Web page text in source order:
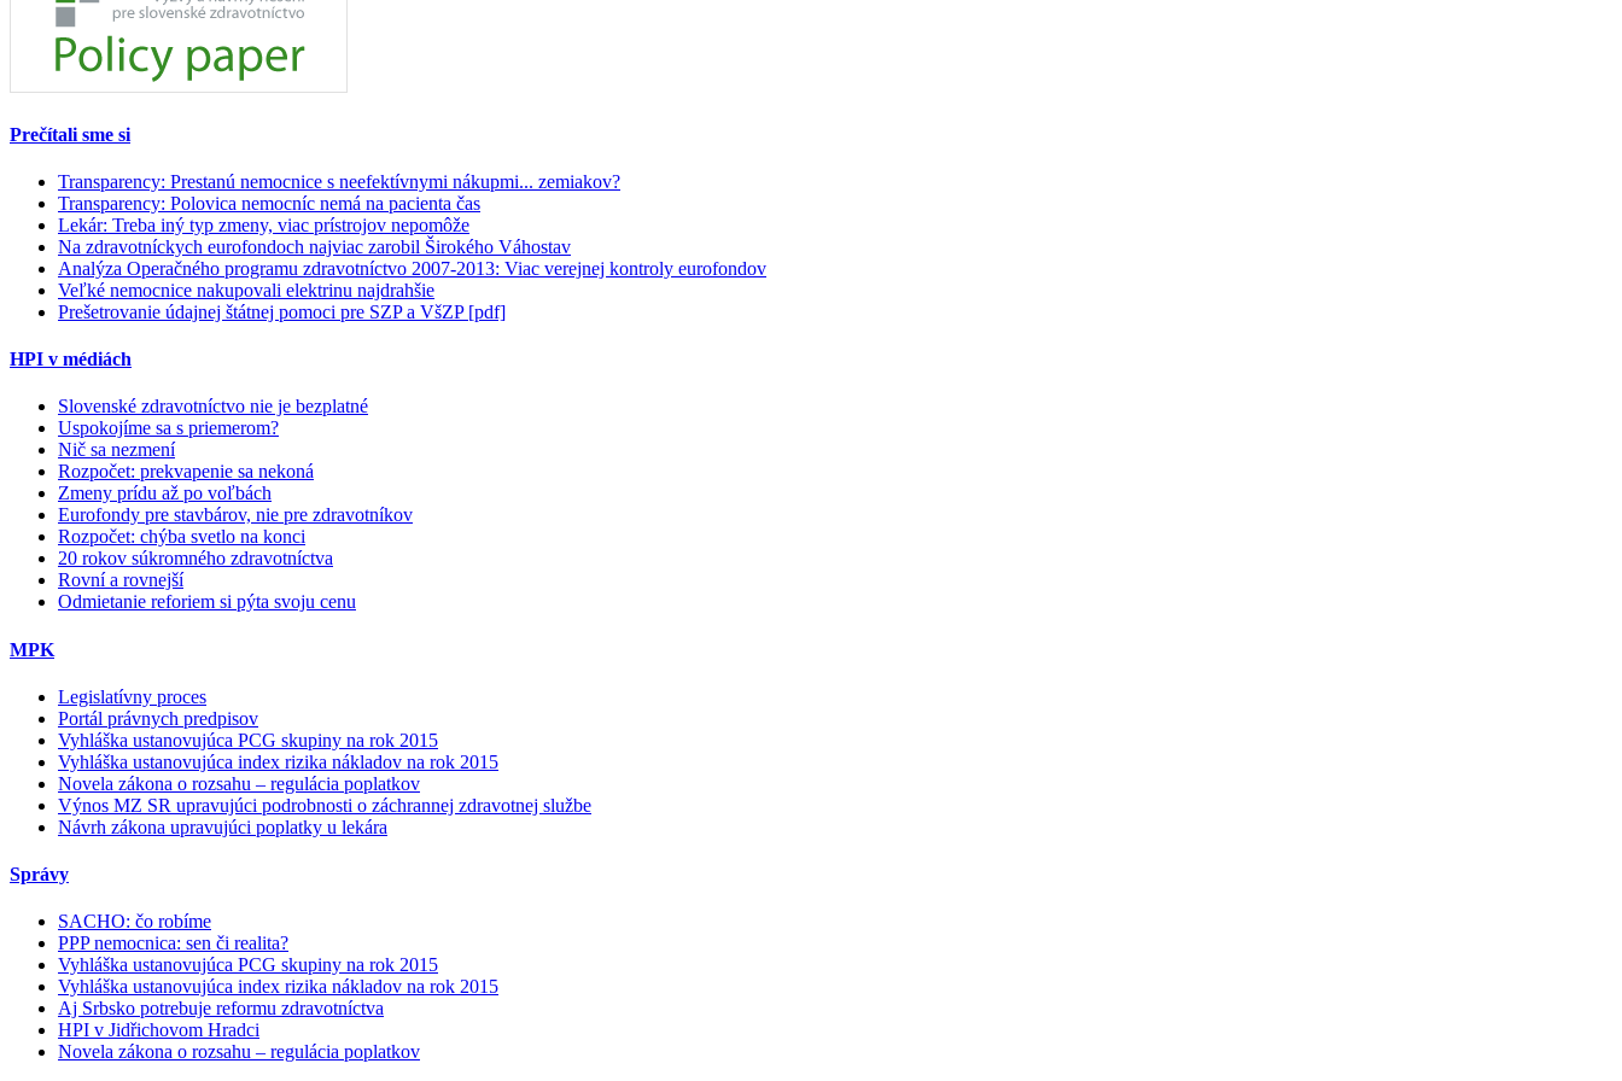
Prečítali sme si
Transparency: Prestanú nemocnice s neefektívnymi nákupmi... zemiakov?
Transparency: Polovica nemocníc nemá na pacienta čas
Lekár: Treba iný typ zmeny, viac prístrojov nepomôže
Na zdravotníckych eurofondoch najviac zarobil Širokého Váhostav
Analýza Operačného programu zdravotníctvo 2007-2013: Viac verejnej kontroly eurofondov
Veľké nemocnice nakupovali elektrinu najdrahšie
Prešetrovanie údajnej štátnej pomoci pre SZP a VšZP [pdf]
HPI v médiách
Slovenské zdravotníctvo nie je bezplatné
Uspokojíme sa s priemerom?
Nič sa nezmení
Rozpočet: prekvapenie sa nekoná
Zmeny prídu až po voľbách
Eurofondy pre stavbárov, nie pre zdravotníkov
Rozpočet: chýba svetlo na konci
20 rokov súkromného zdravotníctva
Rovní a rovnejší
Odmietanie reforiem si pýta svoju cenu
MPK
Legislatívny proces
Portál právnych predpisov
Vyhláška ustanovujúca PCG skupiny na rok 2015
Vyhláška ustanovujúca index rizika nákladov na rok 2015
Novela zákona o rozsahu – regulácia poplatkov
Výnos MZ SR upravujúci podrobnosti o záchrannej zdravotnej službe
Návrh zákona upravujúci poplatky u lekára
Správy
SACHO: čo robíme
PPP nemocnica: sen či realita?
Vyhláška ustanovujúca PCG skupiny na rok 2015
Vyhláška ustanovujúca index rizika nákladov na rok 2015
Aj Srbsko potrebuje reformu zdravotníctva
HPI v Jidřichovom Hradci
Novela zákona o rozsahu – regulácia poplatkov